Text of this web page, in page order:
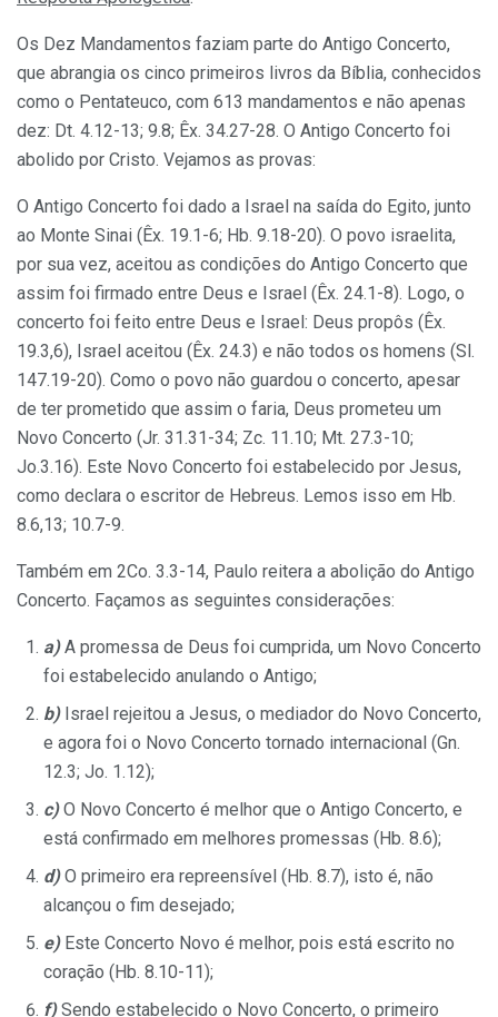
Os Dez Mandamentos faziam parte do Antigo Concerto,
que abrangia os cinco primeiros livros da Bíblia, conhecidos
como o Pentateuco, com 613 mandamentos e não apenas
dez: Dt. 4.12-13; 9.8; Êx. 34.27-28. O Antigo Concerto foi
abolido por Cristo. Vejamos as provas:
O Antigo Concerto foi dado a Israel na saída do Egito, junto
ao Monte Sinai (Êx. 19.1-6; Hb. 9.18-20). O povo israelita,
por sua vez, aceitou as condições do Antigo Concerto que
assim foi firmado entre Deus e Israel (Êx. 24.1-8). Logo, o
concerto foi feito entre Deus e Israel: Deus propôs (Êx.
19.3,6), Israel aceitou (Êx. 24.3) e não todos os homens (Sl.
147.19-20). Como o povo não guardou o concerto, apesar
de ter prometido que assim o faria, Deus prometeu um
Novo Concerto (Jr. 31.31-34; Zc. 11.10; Mt. 27.3-10;
Jo.3.16). Este Novo Concerto foi estabelecido por Jesus,
como declara o escritor de Hebreus. Lemos isso em Hb.
8.6,13; 10.7-9.
Também em 2Co. 3.3-14, Paulo reitera a abolição do Antigo
Concerto. Façamos as seguintes considerações:
a)A promessa de Deus foi cumprida, um Novo Concerto
foi estabelecido anulando o Antigo;
b)Israel rejeitou a Jesus, o mediador do Novo Concerto,
e agora foi o Novo Concerto tornado internacional (Gn.
12.3; Jo. 1.12);
c)O Novo Concerto é melhor que o Antigo Concerto, e
está confirmado em melhores promessas (Hb. 8.6);
d)O primeiro era repreensível (Hb. 8.7), isto é, não
alcançou o fim desejado;
e)Este Concerto Novo é melhor, pois está escrito no
coração (Hb. 8.10-11);
f)Sendo estabelecido o Novo Concerto, o primeiro